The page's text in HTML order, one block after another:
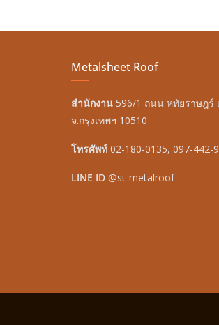
Metalsheet Roof
สำนักงาน 596/1 ถนน หทัยราษฎร์
จ.กรุงเทพฯ 10510
โทรศัพท์ 02-180-0135, 097-442-
LINE ID @st-metalroof